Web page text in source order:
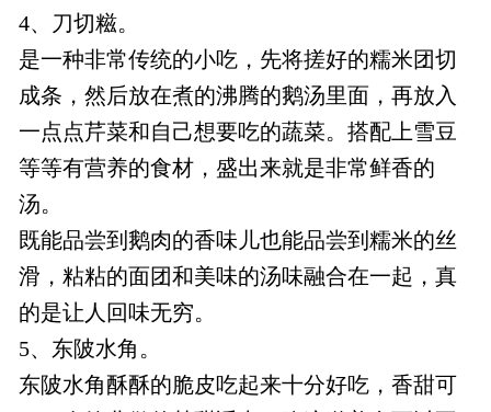
4、刀切糍。
是一种非常传统的小吃，先将搓好的糯米团切
成条，然后放在煮的沸腾的鹅汤里面，再放入
一点点芹菜和自己想要吃的蔬菜。搭配上雪豆
等等有营养的食材，盛出来就是非常鲜香的
汤。
既能品尝到鹅肉的香味儿也能品尝到糯米的丝
滑，粘粘的面团和美味的汤味融合在一起，真
的是让人回味无穷。
5、东陂水角。
东陂水角酥酥的脆皮吃起来十分好吃，香甜可